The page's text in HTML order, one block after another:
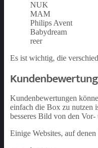
NUK
MAM
Philips Avent
Babydream
reer
Es ist wichtig, die
Kundenbewertungen
einfach die Box zu nutzen
besseres Bild von den
Einige Websites, auf